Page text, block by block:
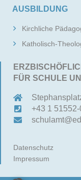
AUSBILDUNG
Kirchliche
Katholisch-
FÜR SCHULE
+43 1 51552-
Datenschutz
Impressum